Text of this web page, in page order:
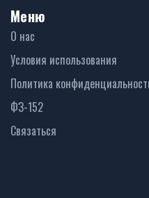
Меню
О нас
Условия использования
Политика
ФЗ-152
Связаться